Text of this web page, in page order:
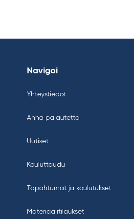
Navigoi
Yhteystiedot
Anna palautetta
Uutiset
Kouluttaudu
Tapahtumat ja koulutukset
Materiaalitilaukset